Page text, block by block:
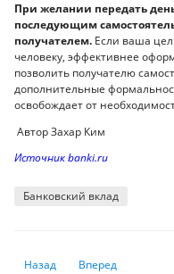
При желании передать
последующим
получателем. Если ваша
человеку, эффективнее
позволить получателю
дополнительные
освобождает от
Автор Захар Ким
Источник banki.ru
Банковский вклад
Предыдущий:
Назад Следующий:
Вперед